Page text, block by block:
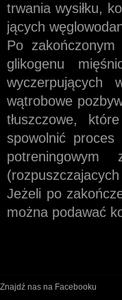
trwania wysiłku,
jących
Po
glikogenu
wyczerpujących
wątrobowe
tłuszczowe,
spowolnić
Jeżeli po
można podawać
Znajdź nas na Facebooku